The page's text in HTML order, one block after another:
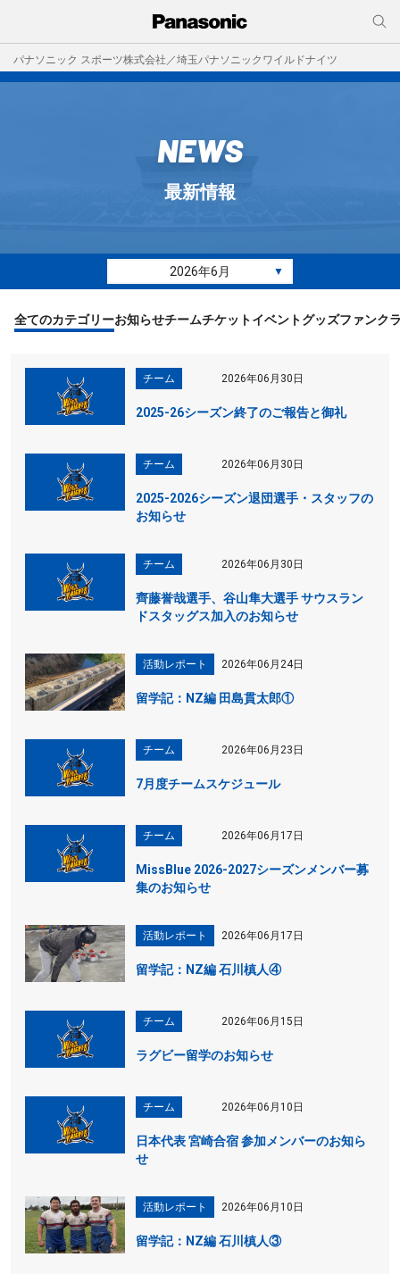
パナソニック スポーツ株式会社／埼玉パナソニックワイルドナイツ
NEWS
最新情報
2026年6月 ▼
全てのカテゴリーお知らせチームチケットイベントグッズファンク
チーム 2026年06月30日
2025-26シーズン終了のご報告と御礼
チーム 2026年06月30日
2025-2026シーズン退団選手・スタッフの
お知らせ
チーム 2026年06月30日
齊藤誉哉選手、谷山隼大選手 サウスラン
ドスタッグス加入のお知らせ
活動レポート 2026年06月24日
留学記：NZ編 田島貫太郎①
チーム 2026年06月23日
7月度チームスケジュール
チーム 2026年06月17日
MissBlue 2026-2027シーズンメンバー募
集のお知らせ
活動レポート 2026年06月17日
留学記：NZ編 石川槙人④
チーム 2026年06月15日
ラグビー留学のお知らせ
チーム 2026年06月10日
日本代表 宮崎合宿 参加メンバーのお知ら
せ
活動レポート 2026年06月10日
留学記：NZ編 石川槙人③